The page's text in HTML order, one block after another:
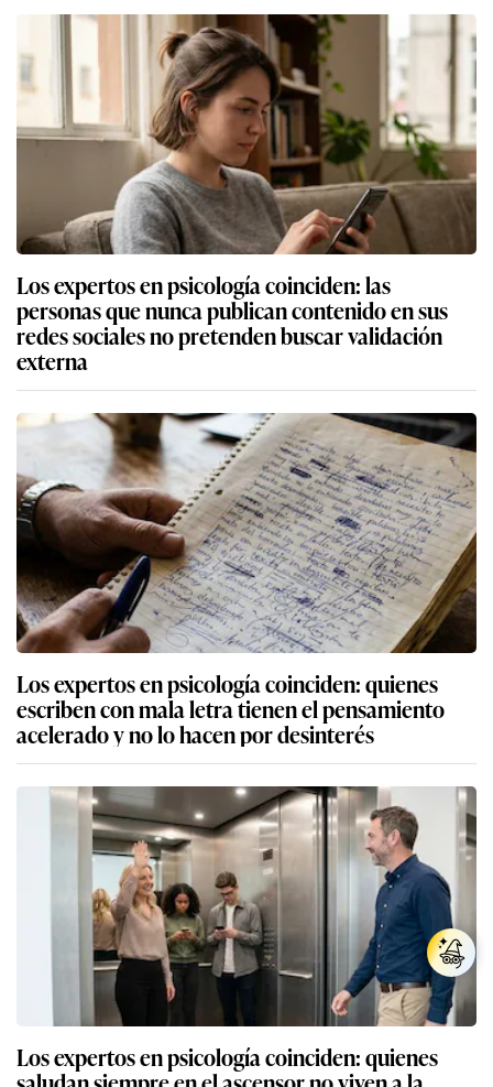
Los expertos en psicología coinciden: las
personas que nunca publican contenido en sus
redes sociales no pretenden buscar validación
externa
Los expertos en psicología coinciden: quienes
escriben con mala letra tienen el pensamiento
acelerado y no lo hacen por desinterés
Los expertos en psicología coinciden: quienes